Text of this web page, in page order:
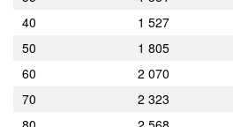
40
1 527
50
1 805
60
2 070
70
2 323